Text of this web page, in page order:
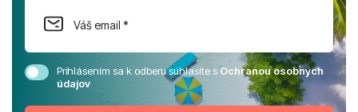
Prihlásením sa k odberu súhlasíte sOchranou osobných
údajov